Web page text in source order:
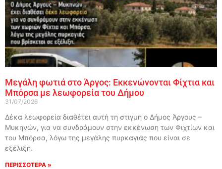
Μεγάλη φωτιά στο Άργος: Εκκενώνονται Φίχτια και
Μπόρσα με λεωφορεία του Δήμου
31/07/2026
Δέκα λεωφορεία διαθέτει αυτή τη στιγμή ο Δήμος Άργους –
Μυκηνών, για να συνδράμουν στην εκκένωση των Φιχτίων και
του Μπόρσα, λόγω της μεγάλης πυρκαγιάς που είναι σε
εξέλιξη.
ΠΕΡΙΣΣΟΤΕΡΑ »